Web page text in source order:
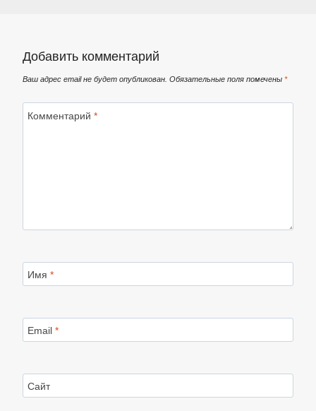
Добавить комментарий
Ваш адрес email не будет опубликован. Обязательные поля помечены *
Комментарий *
Имя *
Email *
Сайт